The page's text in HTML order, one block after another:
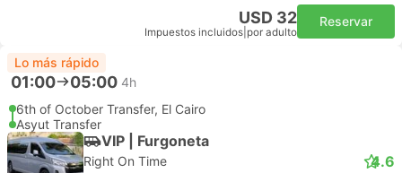
USD 32
Impuestos incluidos por adulto
Reservar
Lo más rápido
01:00 05:00 4h
6th of October Transfer, El Cairo
Asyut Transfer
VIP | Furgoneta
Right On Time 4.6